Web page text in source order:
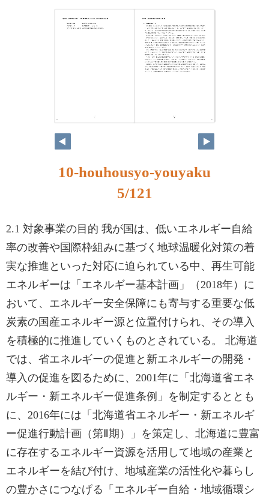
4 5
10-houhousyo-youyaku
5/121
2.1 対象事業の目的 我が国は、低いエネルギー自給
率の改善や国際枠組みに基づく地球温暖化対策の着
実な推進といった対応に迫られている中、再生可能
エネルギーは「エネルギー基本計画」（2018年）に
おいて、エネルギー安全保障にも寄与する重要な低
炭素の国産エネルギー源と位置付けられ、その導入
を積極的に推進していくものとされている。 北海道
では、省エネルギーの促進と新エネルギーの開発・
導入の促進を図るために、2001年に「北海道省エネ
ルギー・新エネルギー促進条例」を制定するととも
に、2016年には「北海道省エネルギー・新エネルギ
ー促進行動計画（第Ⅱ期）」を策定し、北海道に豊富
に存在するエネルギー資源を活用して地域の産業と
エネルギーを結び付け、地域産業の活性化や暮らし
の豊かさにつなげる「エネルギー自給・地域循環シ